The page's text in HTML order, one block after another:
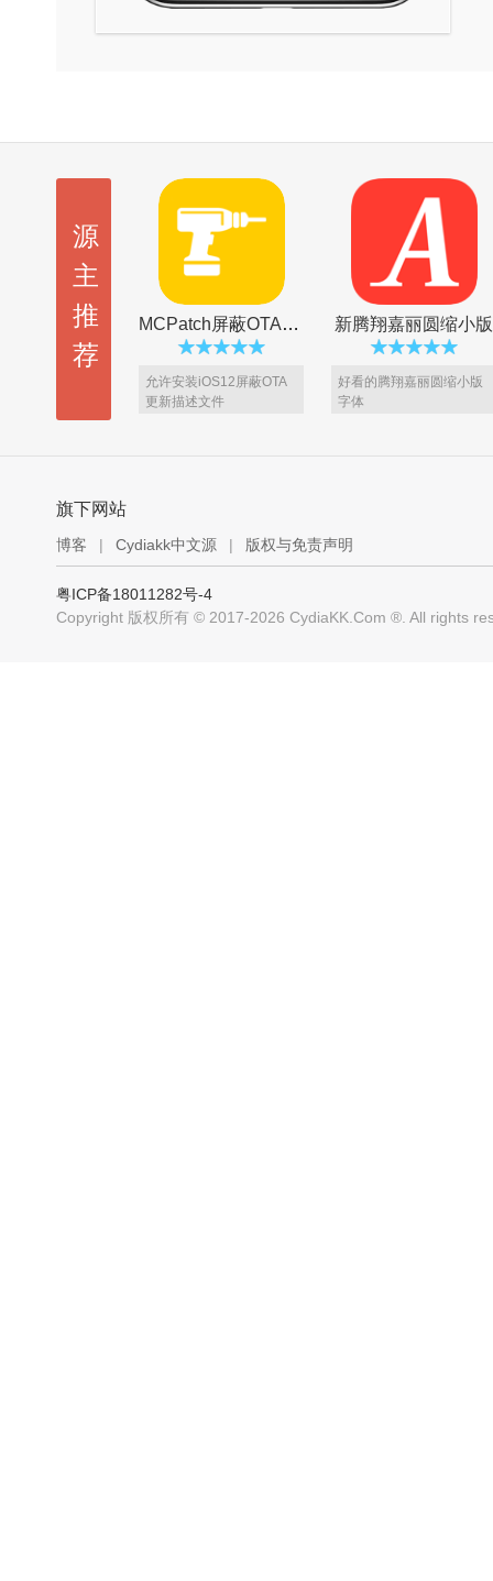
源
主
推
荐
MCPatch屏蔽OTA更新
允许安装iOS12屏蔽OTA
更新描述文件
新腾翔嘉丽圆缩小版
好看的腾翔嘉丽圆缩小版
字体
BlackOrs 2 主题 [VIP5专享]
超精美的主题 兼容7.0-
Amara XI 主题 [VIP5专享]
超精美的主题 兼容7.0-
旗下网站
博客 | Cydiakk中文源 | 版权与免责声明
粤ICP备18011282号-4
Copyright 版权所有 © 2017-2026 CydiaKK.Com ®. All rights